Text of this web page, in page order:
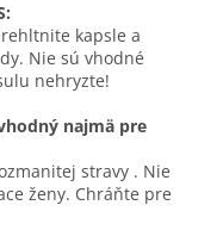
kapsle a
Nie sú vhodné
nehryzte!
najmä pre
stravy . Nie
ženy. Chráňte pre